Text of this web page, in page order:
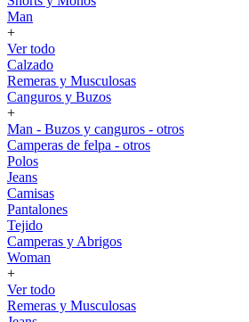
Man
+
Ver todo
Calzado
Remeras y Musculosas
Canguros y Buzos
+
Man - Buzos y canguros - otros
Camperas de felpa - otros
Polos
Jeans
Camisas
Pantalones
Tejido
Camperas y Abrigos
Woman
+
Ver todo
Remeras y Musculosas